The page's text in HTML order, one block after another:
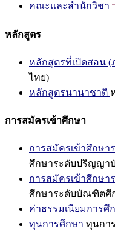
คณะและสำนักวิชา
หลักสูตร
หลักสูตรที่เปิดสอน (
ไทย)
หลักสูตรนานาชาติ
การสมัครเข้าศึกษา
การสมัครเข้าศึกษ
ศึกษาระดับปริญญ
การสมัครเข้าศึกษ
ศึกษาระดับบัณฑิตศึ
ค่าธรรมเนียมการศึ
ทุนการศึกษา ทุนกา